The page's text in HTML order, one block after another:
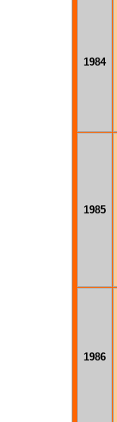
1984
1985
1986